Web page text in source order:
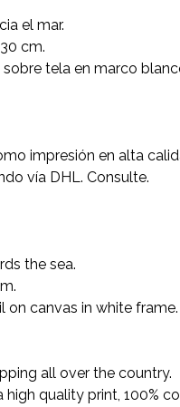
el mar.
cm.
sobre tela en marco
impresión en alta
vía DHL. Consulte.
the sea.
on canvas in white frame.
all over the country.
high quality print, 100%